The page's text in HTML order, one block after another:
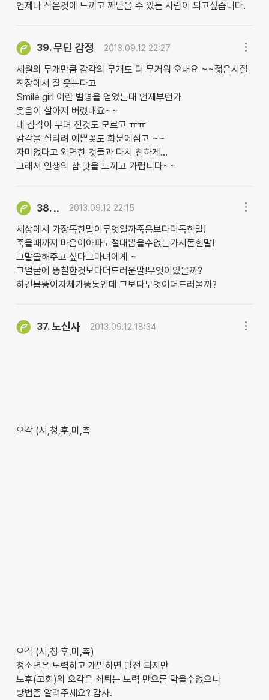
언제나 작은것에 느끼고 깨닫을 수 있는 사람이 되고싶습니다.
39.무딘 감정 2013.09.12 22:27
세월의 무개만큼 감각의 무개도 더 무거워 오내요 ~~젊은시절
직장에서 잘 웃는다고
Smile girl 이란 별명을 얻었는대 언제부턴가
웃음이 살아져 버렸내요~~
내 감각이 무뎌 진것도 모르고 ㅠㅠ
감각을 살리려 예쁜꽃도 화분에심고 ~~
자미없다고 외면한 것들과 다시 친하게...
그래서 인생의 참 맛을 느끼고 가렵니다~~
38. .. 2013.09.12 22:15
세상에서 가장독한말이무엇일까죽음보다더독한말!
죽을때까지 마음이아파도절대뽑을수없는가시돋힌말!
그말을해주고 싶다그마녀에게 ~
그얼굴에 똥칠한것보다더드러운말!무엇이있을까?
하긴몸뚱이자체가똥통인데 그보다무엇이더드러울까?
37.노신사 2013.09.12 18:34
오각 (시,청,후,미,촉
오각 (시,청 후.미,촉)
청소년은 노력하고 개발하면 발전 되지만
노후(고회)의 오각은 쇠퇴는 노력 만으론 막을수없으니
방법좀 알려주세요? 감사.